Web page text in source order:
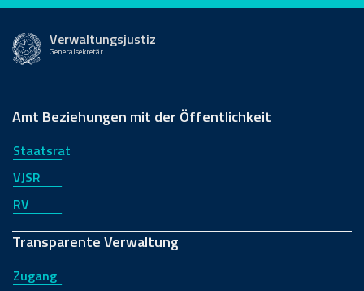
Verwaltungsjustiz
Generalsekretär
Amt Beziehungen mit der Öffentlichkeit
Staatsrat
VJSR
RV
Transparente Verwaltung
Zugang